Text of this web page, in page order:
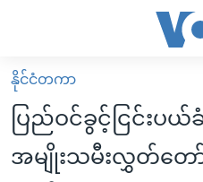
လွယ်ကူ
စေ
သည့်
မူလစာမျက်နှာ
မြန်မာ
ကမ္ဘာ့သတင်းများ
နိုင်ငံတကာ
ပြည်ဝင်ခွင့်ငြင်းပ
အမျိုးသမီးလွှတ်တော်